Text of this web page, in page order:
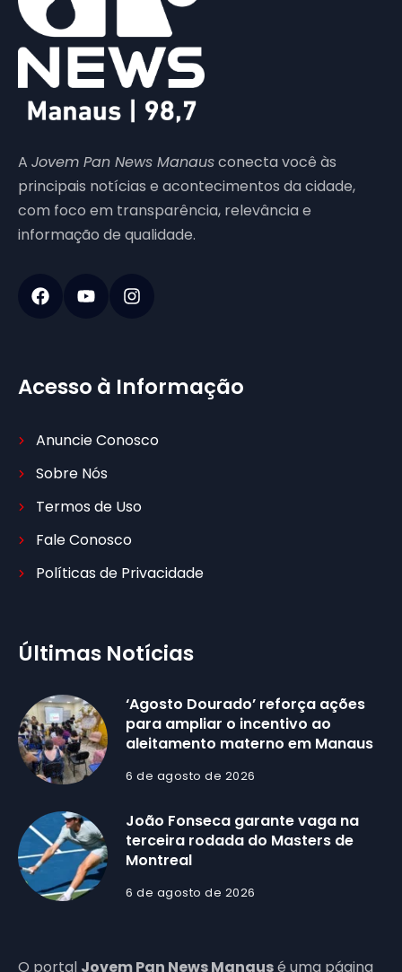
A Jovem Pan News Manausconecta você às
principais notícias e acontecimentos da cidade,
com foco em transparência, relevância e
informação de qualidade.
Acesso à Informação
Anuncie Conosco
Sobre Nós
Termos de Uso
Fale Conosco
Políticas de Privacidade
Últimas Notícias
‘Agosto Dourado’ reforça ações
para ampliar o incentivo ao
aleitamento materno em Manaus
6 de agosto de 2026
João Fonseca garante vaga na
terceira rodada do Masters de
Montreal
6 de agosto de 2026
O portal Jovem Pan News Manausé uma página